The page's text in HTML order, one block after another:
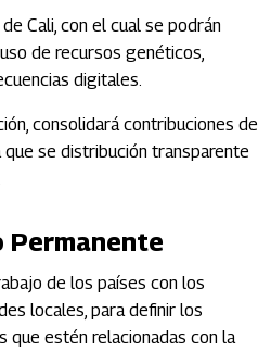
Cali, con el cual se podrán
de recursos genéticos,
digitales.
consolidará contribuciones de
se distribución transparente
Permanente
de los países con los
locales, para definir los
que estén relacionadas con la